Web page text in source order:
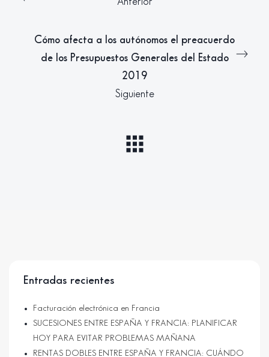
Cómo afecta a los autónomos el preacuerdo
de los Presupuestos Generales del Estado
2019
Siguiente
Entradas recientes
Facturación electrónica en Francia
SUCESIONES ENTRE ESPAÑA Y FRANCIA: PLANIFICAR
HOY PARA EVITAR PROBLEMAS MAÑANA
RENTAS DOBLES ENTRE ESPAÑA Y FRANCIA: CUÁNDO